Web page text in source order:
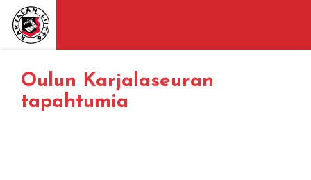
Oulun Karjalaseuran
tapahtumia